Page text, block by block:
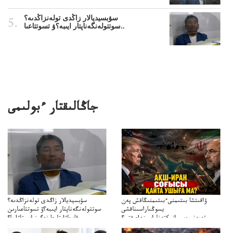
سۋبسيديالار زاڭدى تولەنزاڭدىە؟
سوتتولەنگەناپتار ايىبە؟ۋ تسوتتاعىا..
جاڭالىقتار ءبولىمى
سۋبسيديالار زاڭدى تولەنزاڭدىە؟
سوتتولەنگەناپتار ايىبە؟ۋ تسوتتاعىارىن
قايجاۋاپتارعا نەگىز ايىپتاۋا ما؟
تۇجىرىمدارىنقايتاقاراۋعانەگىزبولاالاما؟
ۋاقىتشا بىتىمنىءبىتىمنىڭاقش پەن
يسوڭىاراسىناقشى
تەپەنىرەسيرانىكتەناراسىنداعىقتى؟
تەكەتىرەسنەلىكتەنقايتاۋشىقتى؟